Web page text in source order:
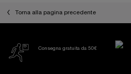
Torna alla pagina precedente
Consegna gratuita da 50€